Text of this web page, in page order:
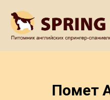
Помет